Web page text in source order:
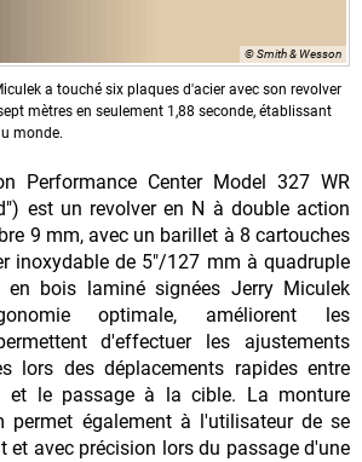
© Smith & Wesson
a touché six plaques d'acier avec son revolver
mètres en seulement 1,88 seconde, établissant
monde.
Performance Center Model 327 WR
est un revolver en N à double action
9 mm, avec un barillet à 8 cartouches
inoxydable de 5"/127 mm à quadruple
en bois laminé signées Jerry Miculek
optimale, améliorent les
d'effectuer les ajustements
lors des déplacements rapides entre
et le passage à la cible. La monture
permet également à l'utilisateur de se
et avec précision lors du passage d'une